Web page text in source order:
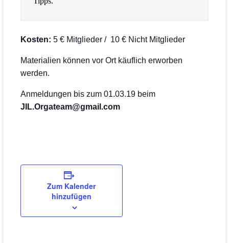
Kosten: 5 € Mitglieder / 10 € Nicht Mitglieder
Materialien können vor Ort käuflich erworben
werden.
Anmeldungen bis zum 01.03.19 beim
JIL.Orgateam@gmail.com
Zum Kalender
hinzufügen